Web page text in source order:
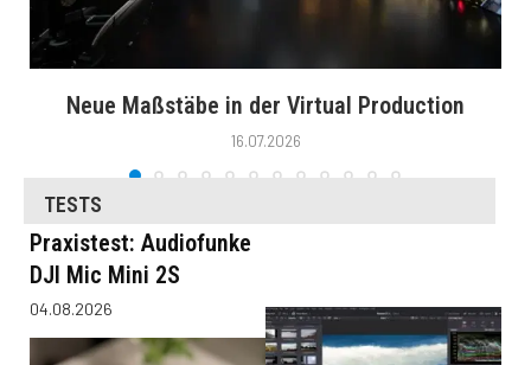
Neue Maßstäbe in der Virtual Production
16.07.2026
TESTS
Praxistest: Audiofunke
DJI Mic Mini 2S
04.08.2026